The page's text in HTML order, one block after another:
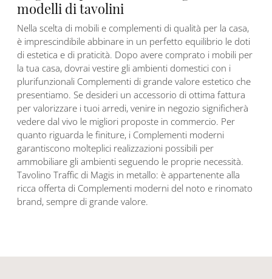
modelli di tavolini
Nella scelta di mobili e complementi di qualità per la casa,
è imprescindibile abbinare in un perfetto equilibrio le doti
di estetica e di praticità. Dopo avere comprato i mobili per
la tua casa, dovrai vestire gli ambienti domestici con i
plurifunzionali Complementi di grande valore estetico che
presentiamo. Se desideri un accessorio di ottima fattura
per valorizzare i tuoi arredi, venire in negozio significherà
vedere dal vivo le migliori proposte in commercio. Per
quanto riguarda le finiture, i Complementi moderni
garantiscono molteplici realizzazioni possibili per
ammobiliare gli ambienti seguendo le proprie necessità.
Tavolino Traffic di Magis in metallo: è appartenente alla
ricca offerta di Complementi moderni del noto e rinomato
brand, sempre di grande valore.